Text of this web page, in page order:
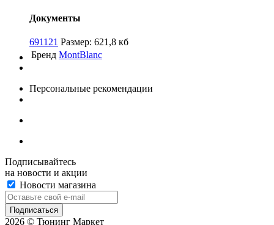
Документы
691121 Размер: 621,8 кб
Бренд MontBlanc
Персональные рекомендации
Подписывайтесь
на новости и акции
Новости магазина
2026 © Тюнинг Маркет